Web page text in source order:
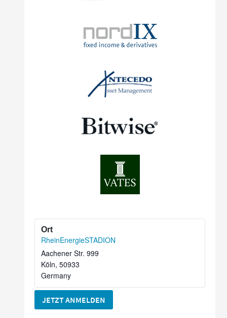
RheinEnergieSTADION
Aachener Str. 999
Köln, 50933
Germany
JETZT ANMELDEN